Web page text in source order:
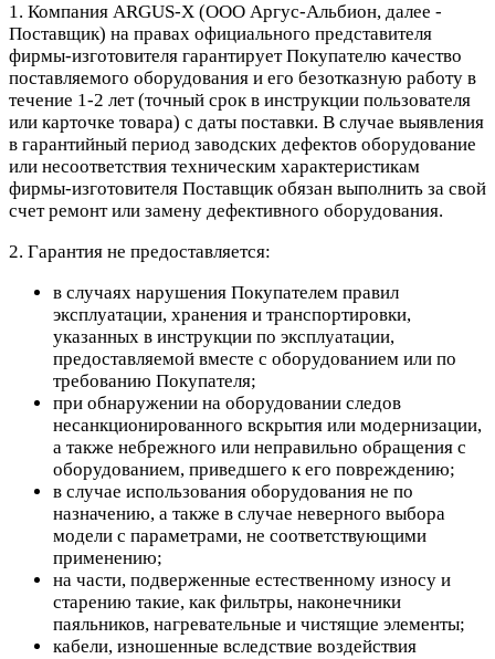
1. Компания ARGUS-X (ООО Аргус-Альбион, далее -
Поставщик) на правах официального представителя
фирмы-изготовителя гарантирует Покупателю качество
поставляемого оборудования и его безотказную работу в
течение 1-2 лет (точный срок в инструкции пользователя
или карточке товара) с даты поставки. В случае выявления
в гарантийный период заводских дефектов оборудование
или несоответствия техническим характеристикам
фирмы-изготовителя Поставщик обязан выполнить за свой
счет ремонт или замену дефективного оборудования.
2. Гарантия не предоставляется:
в случаях нарушения Покупателем правил
эксплуатации, хранения и транспортировки,
указанных в инструкции по эксплуатации,
предоставляемой вместе с оборудованием или по
требованию Покупателя;
при обнаружении на оборудовании следов
несанкционированного вскрытия или модернизации,
а также небрежного или неправильно обращения с
оборудованием, приведшего к его повреждению;
в случае использования оборудования не по
назначению, а также в случае неверного выбора
модели с параметрами, не соответствующими
применению;
на части, подверженные естественному износу и
старению такие, как фильтры, наконечники
паяльников, нагревательные и чистящие элементы;
кабели, изношенные вследствие воздействия